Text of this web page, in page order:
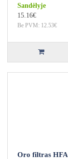
Sandėlyje
15.16€
Be PVM: 12.53€
Oro filtras